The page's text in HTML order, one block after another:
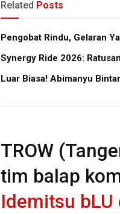
Related Posts
Pengobat Rindu, Gelaran
Synergy Ride 2026:
Luar Biasa! Abimanyu
TROW
tim balap
Idemitsu bLU